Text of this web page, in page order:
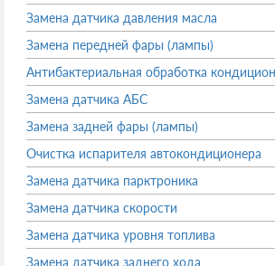
Замена датчика давления масла
Замена передней фары (лампы)
Антибактериальная обработка
Замена датчика АБС
Замена задней фары (лампы)
Очистка испарителя автокондиционера
Замена датчика парктроника
Замена датчика скорости
Замена датчика уровня топлива
Замена датчика заднего хода